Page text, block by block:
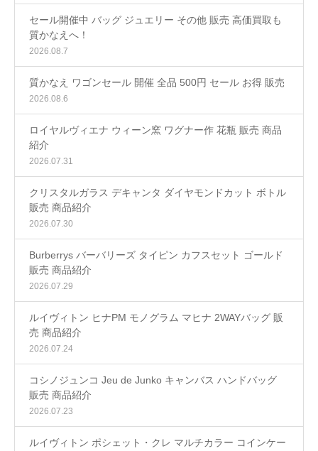
セール開催中 バッグ ジュエリー その他 販売 高価買取も
質かなえへ！
2026.08.7
質かなえ ワゴンセール 開催 全品 500円 セール お得 販売
2026.08.6
ロイヤルヴィエナ ウィーン窯 ワグナー作 花瓶 販売 商品
紹介
2026.07.31
クリスタルガラス デキャンタ ダイヤモンドカット ボトル
販売 商品紹介
2026.07.30
Burberrys バーバリーズ タイピン カフスセット ゴールド
販売 商品紹介
2026.07.29
ルイヴィトン ヒナPM モノグラム マヒナ 2WAYバッグ 販
売 商品紹介
2026.07.24
コシノジュンコ Jeu de Junko キャンバス ハンドバッグ
販売 商品紹介
2026.07.23
ルイヴィトン ポシェット・クレ マルチカラー コインケー